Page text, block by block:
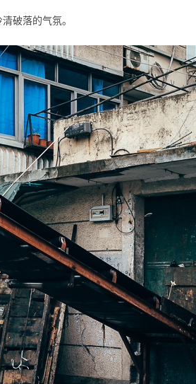
破落的气氛。